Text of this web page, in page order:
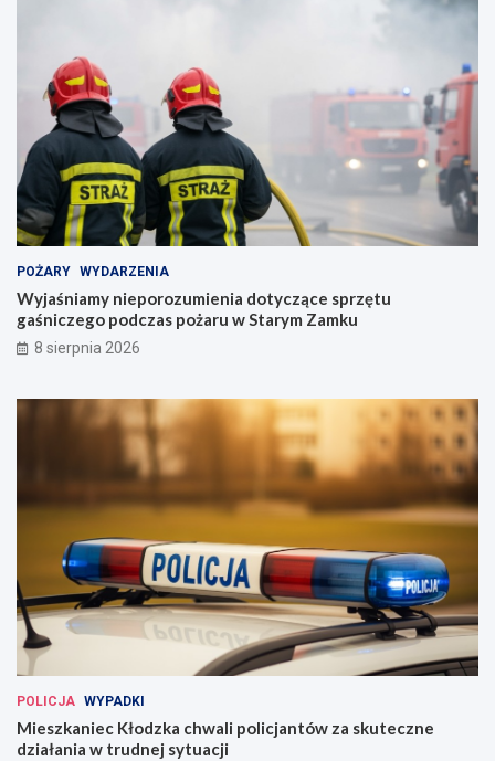
POŻARY WYDARZENIA
Wyjaśniamy nieporozumienia dotyczące sprzętu
gaśniczego podczas pożaru w Starym Zamku
8 sierpnia 2026
POLICJA WYPADKI
Mieszkaniec Kłodzka chwali policjantów za skuteczne
działania w trudnej sytuacji